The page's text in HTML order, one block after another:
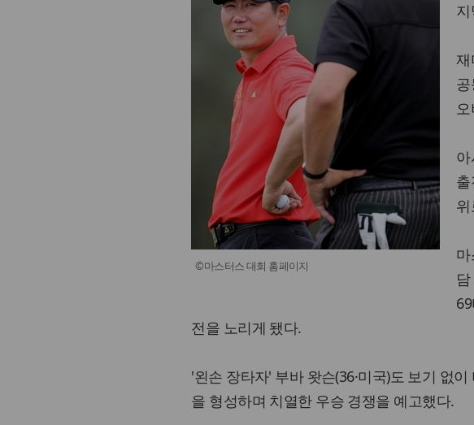
©마스터스 대회 홈페이지
재
전을 노리게 됐다.
'왼손 장타자' 부바 왓슨(36·미국)도 보기 없
을 형성하며 치열한 우승 경쟁을 예고했다.